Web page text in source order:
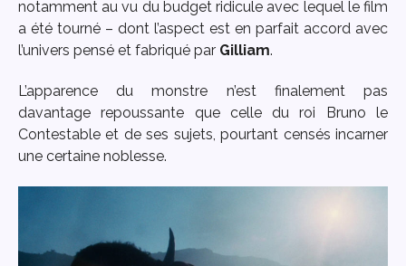
notamment au vu du budget ridicule avec lequel le film
a été tourné – dont l’aspect est en parfait accord avec
l’univers pensé et fabriqué par Gilliam.
L’apparence du monstre n’est finalement pas
davantage repoussante que celle du roi Bruno le
Contestable et de ses sujets, pourtant censés incarner
une certaine noblesse.